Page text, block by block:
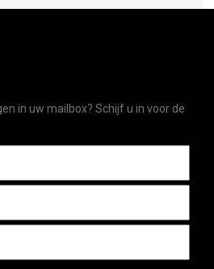
in uw mailbox? Schijf u in voor de